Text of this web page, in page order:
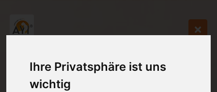
Ihre Privatsphäre ist uns
wichtig